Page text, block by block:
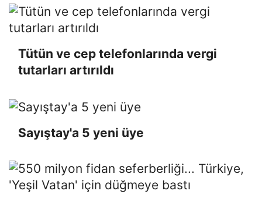
Tütün ve cep telefonlarında vergi
tutarları artırıldı
Sayıştay'a 5 yeni üye